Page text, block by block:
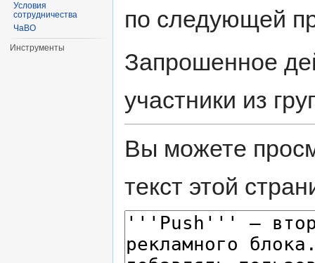
по следующей
Запрошенное
участники из
Вы можете
текст этой
Условия
сотрудничества
ЧаВО
Инструменты